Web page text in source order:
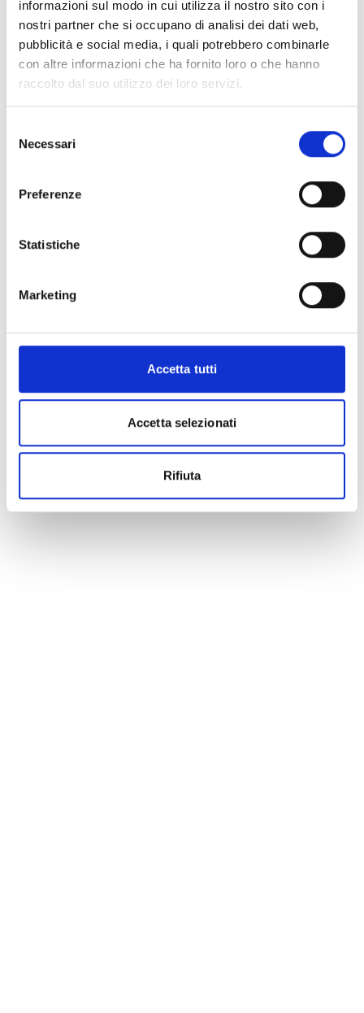
informazioni sul modo in cui utilizza il nostro sito con i
nostri partner che si occupano di analisi dei dati web,
pubblicità e social media, i quali potrebbero combinarle
con altre informazioni che ha fornito loro o che hanno
raccolto dal suo utilizzo dei loro servizi.
delNecessari
Preferenze
Statistiche
Marketing
Accetta tutti
Accetta selezionati
Rifiuta
Conosci Obiettivo Europa?
Prova gratis